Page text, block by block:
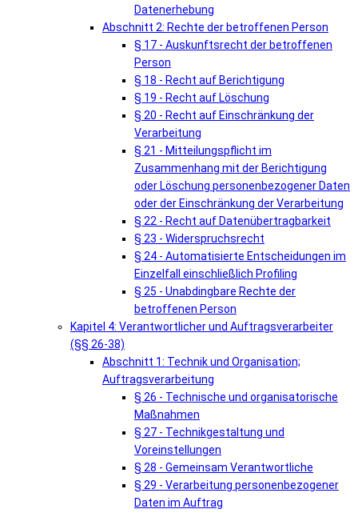
Datenerhebung
Abschnitt 2: Rechte der betroffenen Person
§ 17 - Auskunftsrecht der betroffenen
Person
§ 18 - Recht auf Berichtigung
§ 19 - Recht auf Löschung
§ 20 - Recht auf Einschränkung der
Verarbeitung
§ 21 - Mitteilungspflicht im
Zusammenhang mit der Berichtigung
oder Löschung personenbezogener Daten
oder der Einschränkung der Verarbeitung
§ 22 - Recht auf Datenübertragbarkeit
§ 23 - Widerspruchsrecht
§ 24 - Automatisierte Entscheidungen im
Einzelfall einschließlich Profiling
§ 25 - Unabdingbare Rechte der
betroffenen Person
Kapitel 4: Verantwortlicher und Auftragsverarbeiter
(§§ 26-38)
Abschnitt 1: Technik und Organisation;
Auftragsverarbeitung
§ 26 - Technische und organisatorische
Maßnahmen
§ 27 - Technikgestaltung und
Voreinstellungen
§ 28 - Gemeinsam Verantwortliche
§ 29 - Verarbeitung personenbezogener
Daten im Auftrag